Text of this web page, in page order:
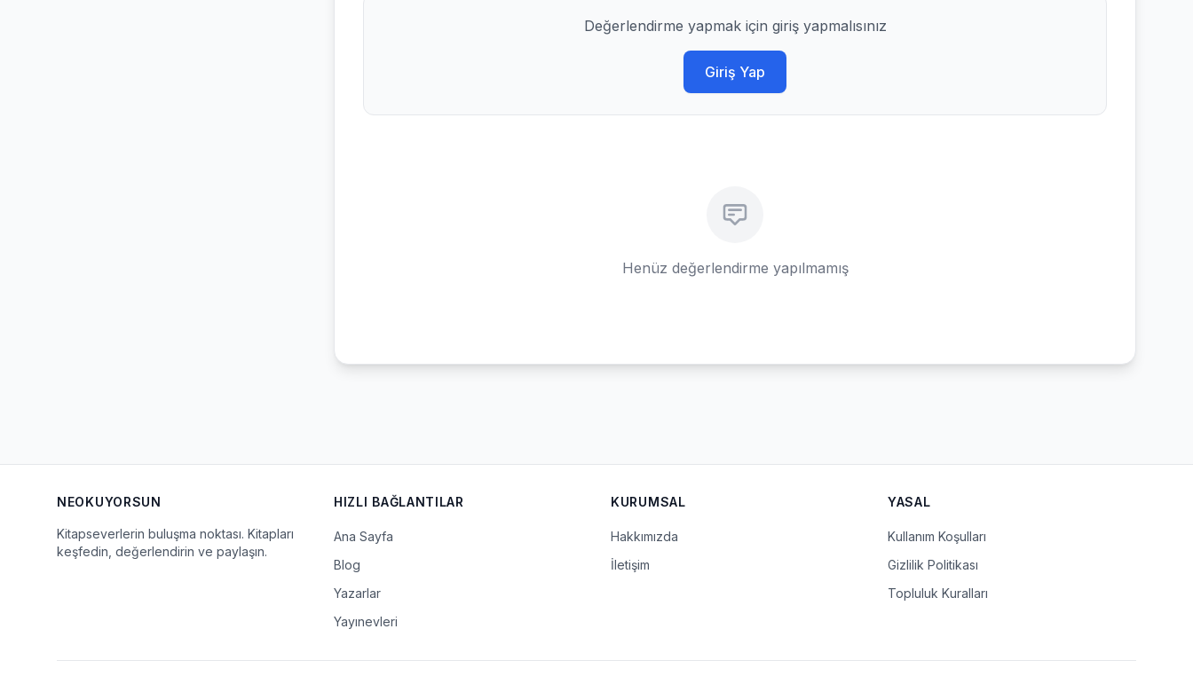
Değerlendirme yapmak için giriş yapmalısınız
Giriş Yap
Henüz değerlendirme yapılmamış
NEOKUYORSUN
Kitapseverlerin buluşma noktası. Kitapları
keşfedin, değerlendirin ve paylaşın.
HIZLI BAĞLANTILAR
Ana Sayfa
Blog
Yazarlar
Yayınevleri
KURUMSAL
Hakkımızda
İletişim
YASAL
Kullanım Koşulları
Gizlilik Politikası
Topluluk Kuralları